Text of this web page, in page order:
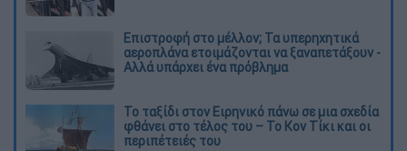
Επιστροφή στο μέλλον; Τα υπερηχητικά
αεροπλάνα ετοιμάζονται να ξαναπετάξουν -
Αλλά υπάρχει ένα πρόβλημα
Το ταξίδι στον Ειρηνικό πάνω σε μια σχεδία
φθάνει στο τέλος του – Το Κον Τίκι και οι
περιπέτειές του